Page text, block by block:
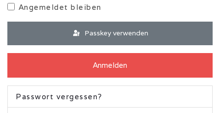
Angemeldet bleiben
Passkey verwenden
Anmelden
Passwort vergessen?